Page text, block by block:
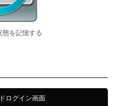
態を記憶する
ログイン画面